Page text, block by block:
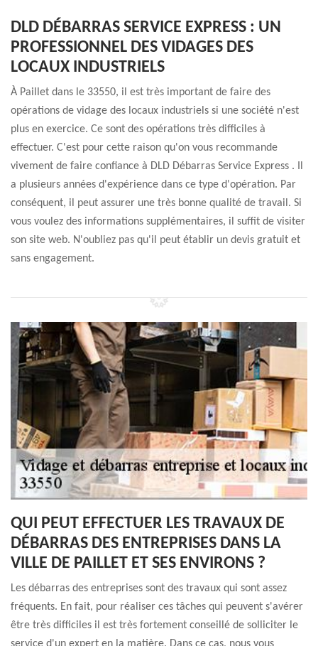
DLD DÉBARRAS SERVICE EXPRESS : UN
PROFESSIONNEL DES VIDAGES DES
LOCAUX INDUSTRIELS
À Paillet dans le 33550, il est très important de faire des
opérations de vidage des locaux industriels si une société n'est
plus en exercice. Ce sont des opérations très difficiles à
effectuer. C'est pour cette raison qu'on vous recommande
vivement de faire confiance à DLD Débarras Service Express . Il
a plusieurs années d'expérience dans ce type d'opération. Par
conséquent, il peut assurer une très bonne qualité de travail. Si
vous voulez des informations supplémentaires, il suffit de visiter
son site web. N'oubliez pas qu'il peut établir un devis gratuit et
sans engagement.
QUI PEUT EFFECTUER LES TRAVAUX DE
DÉBARRAS DES ENTREPRISES DANS LA
VILLE DE PAILLET ET SES ENVIRONS ?
Les débarras des entreprises sont des travaux qui sont assez
fréquents. En fait, pour réaliser ces tâches qui peuvent s'avérer
être très difficiles il est très fortement conseillé de solliciter le